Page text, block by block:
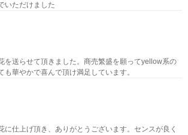
いただけました
を送らせて頂きました。商売繁盛を願ってyellow系の
も華やかで喜んで頂け満足しています。
に仕上げ頂き、ありがとうございます。センスが良く